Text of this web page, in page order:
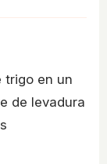
trigo en un
de levadura